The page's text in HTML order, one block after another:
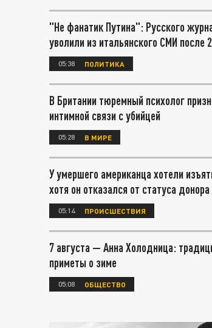
"Не фанатик Путина": Русского
уволили из итальянского СМИ после
05:38 ПОЛИТИКА
В Британии тюремный психолог
интимной связи с убийцей
05:28 В МИРЕ
У умершего американца хотели
хотя он отказался от статуса донора
05:14 ПРОИСШЕСТВИЯ
7 августа — Анна Холодница:
приметы о зиме
05:08 ОБЩЕСТВО